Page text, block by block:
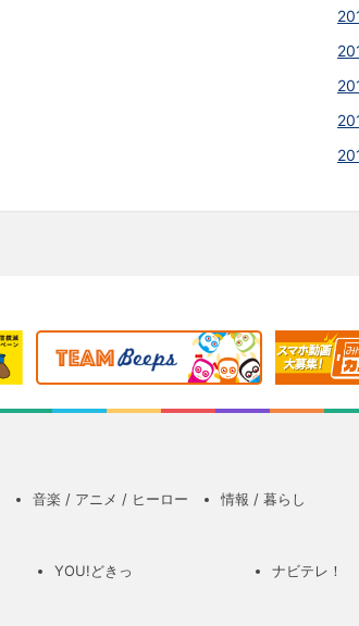
音楽 / アニメ / ヒーロー 情報 / 暮らし
YOU!どきっ
ナビテレ！